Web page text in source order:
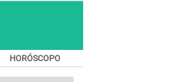
HORÓSCOPO